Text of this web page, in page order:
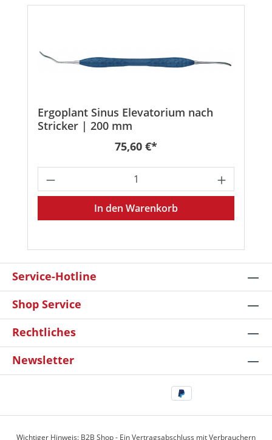
Ergoplant Sinus Elevatorium nach
Stricker | 200 mm
Regulärer Preis:
75,60 €*
Produkt Anzahl: Gib den
In den Warenkorb
Service-Hotline
Shop Service
Rechtliches
Newsletter
Wichtiger Hinweis: B2B Shop - Ein Vertragsabschluss mit Verbrauchern